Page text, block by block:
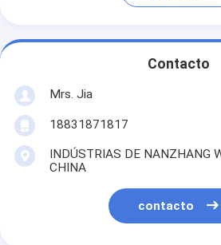
Contacto
Mrs. Jia
18831871817
INDÚSTRIAS DE NANZHANG
CHINA
contacto